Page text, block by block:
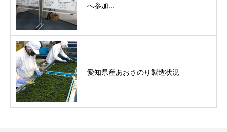
へ参加...
愛知県産あおさのり製造状況